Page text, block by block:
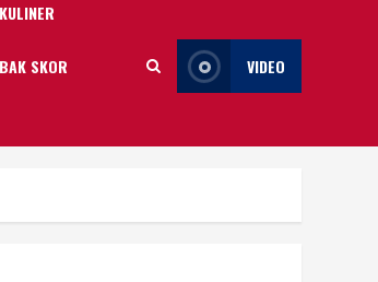
KULINER
SKOR VIDEO